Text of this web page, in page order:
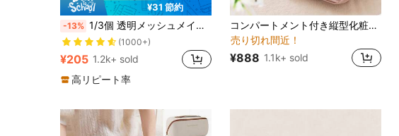
¥31 節約
-13% 1/3個 透明メッシュメイクアップバッグ、トイレタリーバッグ、ポータブルジッパーメイクアップバッグ、大容量トラベルメイクアップバッグ、プロフェッショナルメイクアップバッグ、多機能コインケース、コスメ収納バッグ
(1000+)
¥205 1.2k+ sold
高リピート率
コンパートメント付き縦型化粧ポーチ - 大容量トラベルメイクアップオーガナイザー、多機能コンパートメント設計、耐久性のある生地とメッシュポケット、ポータブルデスクトップのスキンケアとメイクアップツールの収納ボックス、女性への贈り物、クリスマスギフト、彼女への素晴らしいギフト
売り切れ間近！
¥888 1.1k+ sold